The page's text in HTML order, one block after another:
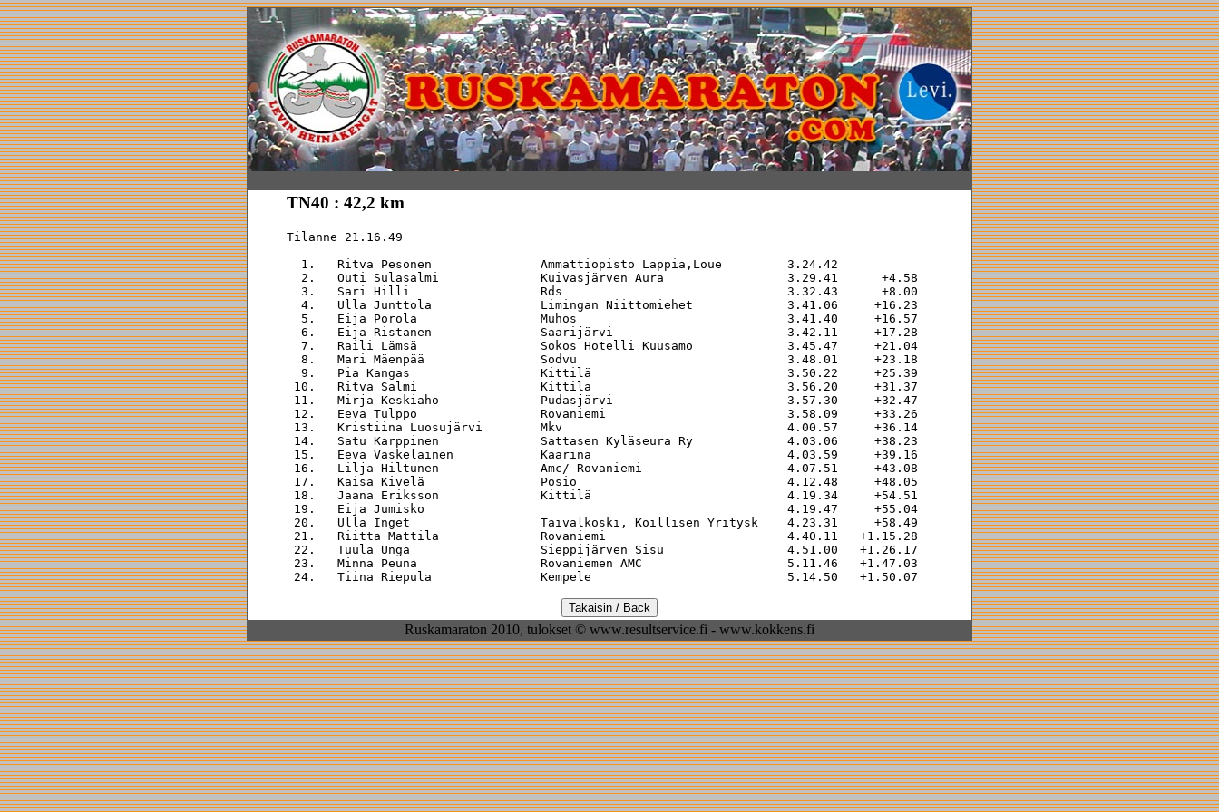
TN40 : 42,2 km
Tilanne 21.16.49
  1.   Ritva Pesonen               Ammattiopisto Lappia,Loue         3.24.42
  2.   Outi Sulasalmi              Kuivasjärven Aura                 3.29.41      +4.58
  3.   Sari Hilli                  Rds                               3.32.43      +8.00
  4.   Ulla Junttola               Limingan Niittomiehet             3.41.06     +16.23
  5.   Eija Porola                 Muhos                             3.41.40     +16.57
  6.   Eija Ristanen               Saarijärvi                        3.42.11     +17.28
  7.   Raili Lämsä                 Sokos Hotelli Kuusamo             3.45.47     +21.04
  8.   Mari Mäenpää                Sodvu                             3.48.01     +23.18
  9.   Pia Kangas                  Kittilä                           3.50.22     +25.39
10.   Ritva Salmi                 Kittilä                           3.56.20     +31.37
11.   Mirja Keskiaho              Pudasjärvi                        3.57.30     +32.47
12.   Eeva Tulppo                 Rovaniemi                         3.58.09     +33.26
13.   Kristiina Luosujärvi        Mkv                               4.00.57     +36.14
14.   Satu Karppinen              Sattasen Kyläseura Ry             4.03.06     +38.23
15.   Eeva Vaskelainen            Kaarina                           4.03.59     +39.16
16.   Lilja Hiltunen              Amc/ Rovaniemi                    4.07.51     +43.08
17.   Kaisa Kivelä                Posio                             4.12.48     +48.05
18.   Jaana Eriksson              Kittilä                           4.19.34     +54.51
19.   Eija Jumisko                                                  4.19.47     +55.04
20.   Ulla Inget                  Taivalkoski, Koillisen Yritysk    4.23.31     +58.49
21.   Riitta Mattila              Rovaniemi                         4.40.11   +1.15.28
22.   Tuula Unga                  Sieppijärven Sisu                 4.51.00   +1.26.17
23.   Minna Peuna                 Rovaniemen AMC                    5.11.46   +1.47.03
Ruskamaraton 2010, tulokset © www.resultservice.fi - www.kokkens.fi